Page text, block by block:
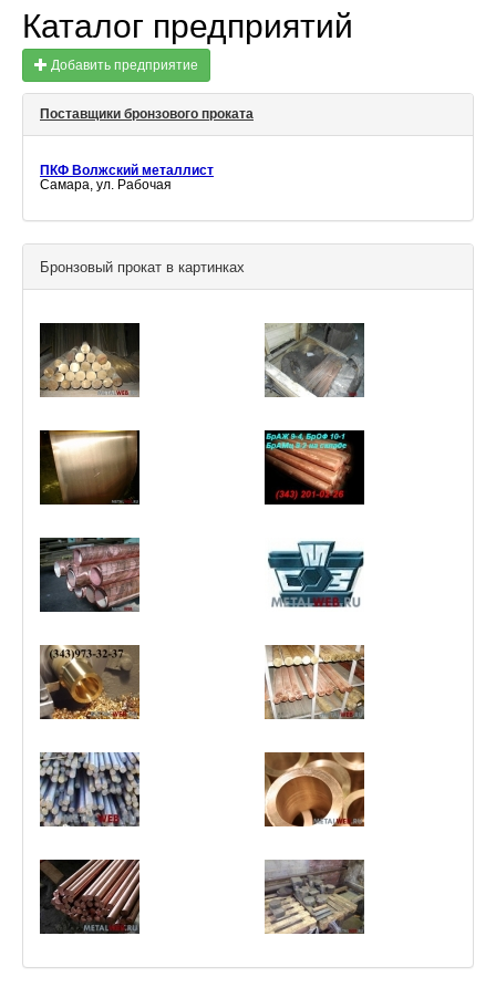
Каталог предприятий
Добавить предприятие
Поставщики бронзового проката
ПКФ Волжский металлист
Самара, ул. Рабочая
Бронзовый прокат в картинках